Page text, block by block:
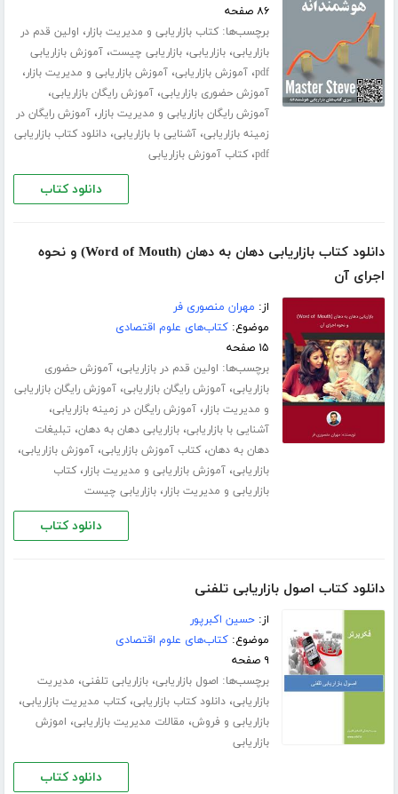
۸۶ صفحه
برچسب‌ها:کتاب بازاریابی و مدیریت بازار، اولین قدم در
بازاریابی،بازاریابی،بازاریابی چیست،آموزش بازاریابی
pdf،آموزش بازاریابی،آموزش بازاریابی و مدیریت بازار،
آموزش حضوری بازاریابی،آموزش رایگان بازاریابی،
آموزش رایگان بازاریابی و مدیریت بازار،آموزش رایگان در
زمینه بازاریابی،آشنایی با بازاریابی،دانلود کتاب بازاریابی
pdf،کتاب آموزش بازاریابی
دانلود کتاب
دانلود کتاب بازاریابی دهان به دهان (Word of Mouth) و نحوه
اجرای آن
از: مهران منصوری فر
موضوع:کتاب‌های علوم اقتصادی
۱۵ صفحه
برچسب‌ها: اولین قدم در بازاریابی،آموزش حضوری
بازاریابی،آموزش رایگان بازاریابی،آموزش رایگان بازاریابی
و مدیریت بازار،آموزش رایگان در زمینه بازاریابی،
آشنایی با بازاریابی،بازاریابی دهان به دهان، تبلیغات
دهان به دهان،کتاب آموزش بازاریابی،آموزش بازاریابی،
بازاریابی،آموزش بازاریابی و مدیریت بازار،کتاب
بازاریابی و مدیریت بازار،بازاریابی چیست
دانلود کتاب
دانلود کتاب اصول بازاریابی تلفنی
از:حسین اکبرپور
موضوع:کتاب‌های علوم اقتصادی
۹ صفحه
برچسب‌ها: اصول بازاریابی،بازاریابی تلفنی، مدیریت
بازاریابی،دانلود کتاب بازاریابی،کتاب مدیریت بازاریابی،
بازاریابی و فروش، مقالات مدیریت بازاریابی، اموزش
بازاریابی
دانلود کتاب